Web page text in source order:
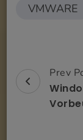
VMWARE
PostPrev